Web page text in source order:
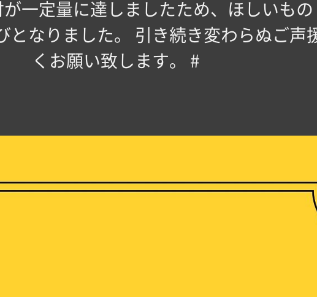
一定量に達しましたため、ほしいも
となりました。 引き続き変わらぬご声
くお願い致します。 #